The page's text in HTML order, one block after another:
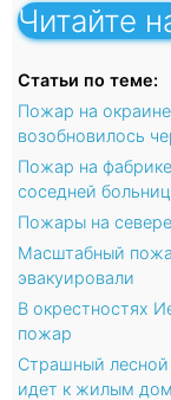
Читайте
Статьи по теме:
Пожар на
возобновилось
Пожар на
соседней
Пожары на
Масштабный
эвакуировали
В окрестностях
пожар
Страшный
идет к жилым